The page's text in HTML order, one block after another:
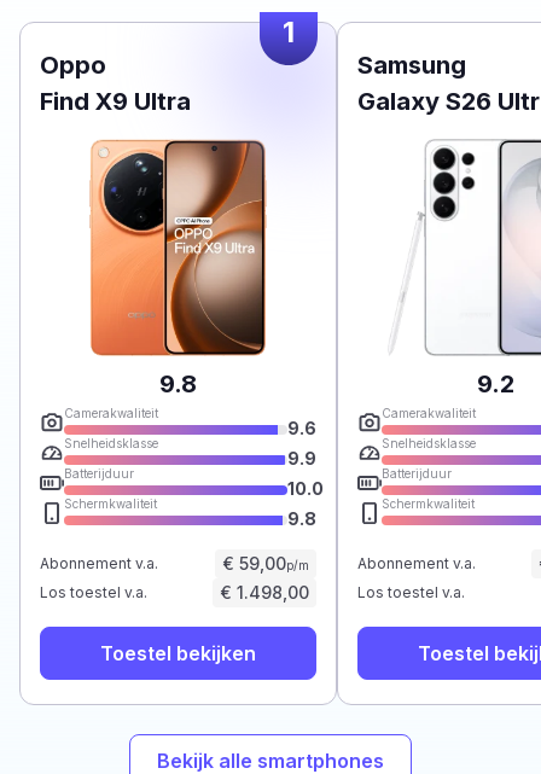
1
Oppo
Find X9 Ultra
9.8
Camerakwaliteit
9.6
Snelheidsklasse
9.9
Batterijduur
10.0
Schermkwaliteit
9.8
Abonnement v.a. € 59,00p/m
Los toestel v.a. € 1.498,00
Toestel bekijken
Samsung
Galaxy S26
9.2
Camerakwaliteit
Snelheidsklasse
Batterijduur
Schermkwaliteit
Abonnement v.a.
Los toestel v.a.
Toestel
Bekijk alle smartphones